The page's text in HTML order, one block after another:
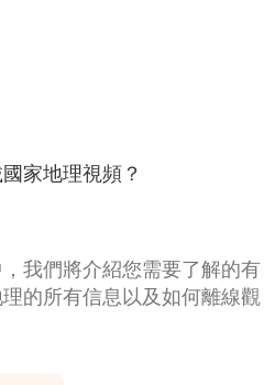
家地理視頻？
我們將介紹您需要了解的有
理的所有信息以及如何離線觀